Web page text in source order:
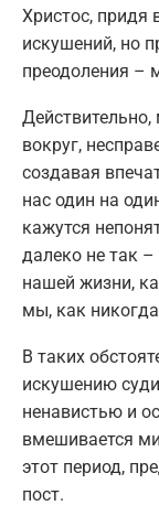
Христос, придя
искушений, но
преодоления –
Действительно,
вокруг,
создавая
нас один на
кажутся
далеко не так –
нашей жизни,
мы, как
В таких
искушению
ненавистью и
вмешивается
этот период,
пост.